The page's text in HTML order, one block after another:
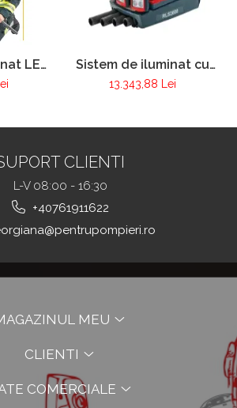
LED
Sistem de iluminat cu
LED RLS2000 Lion
13.343,88 Lei
CLIENTI
L-V 08:00 - 16:30
+40761911622
MEU
CLIENTI
COMERCIALE